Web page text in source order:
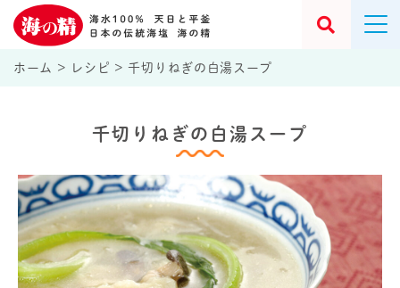
ホーム > レシピ > 千切りねぎの白湯スープ
千切りねぎの白湯スープ